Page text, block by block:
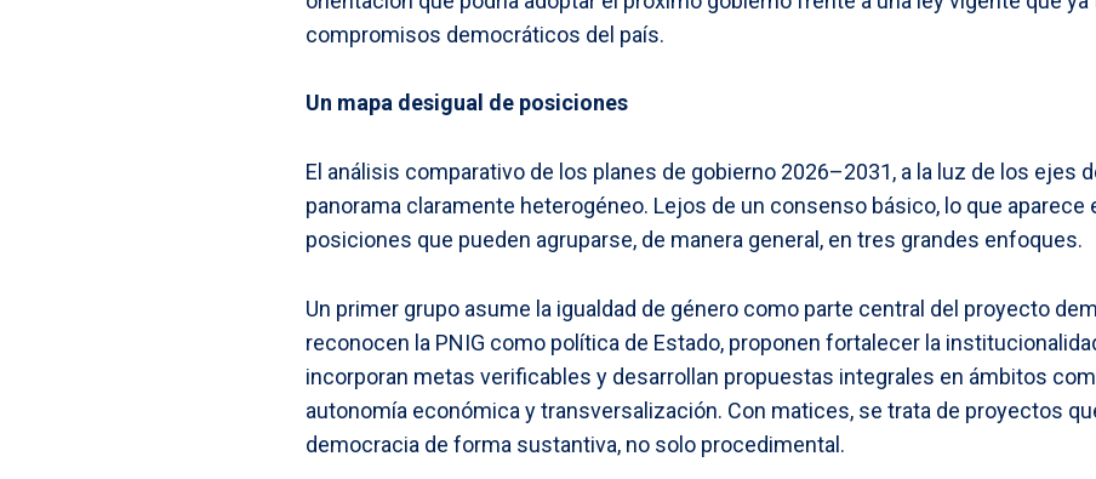
compromisos democráticos del país.
Un mapa desigual de posiciones
El análisis comparativo de los planes de gobierno 2026–2031, a la luz de los ejes
panorama claramente heterogéneo. Lejos de un consenso básico, lo que aparece
posiciones que pueden agruparse, de manera general, en tres grandes enfoques.
Un primer grupo asume la igualdad de género como parte central del proyecto
reconocen la PNIG como política de Estado, proponen fortalecer la
incorporan metas verificables y desarrollan propuestas integrales en ámbitos
autonomía económica y transversalización. Con matices, se trata de proyectos
democracia de forma sustantiva, no solo procedimental.